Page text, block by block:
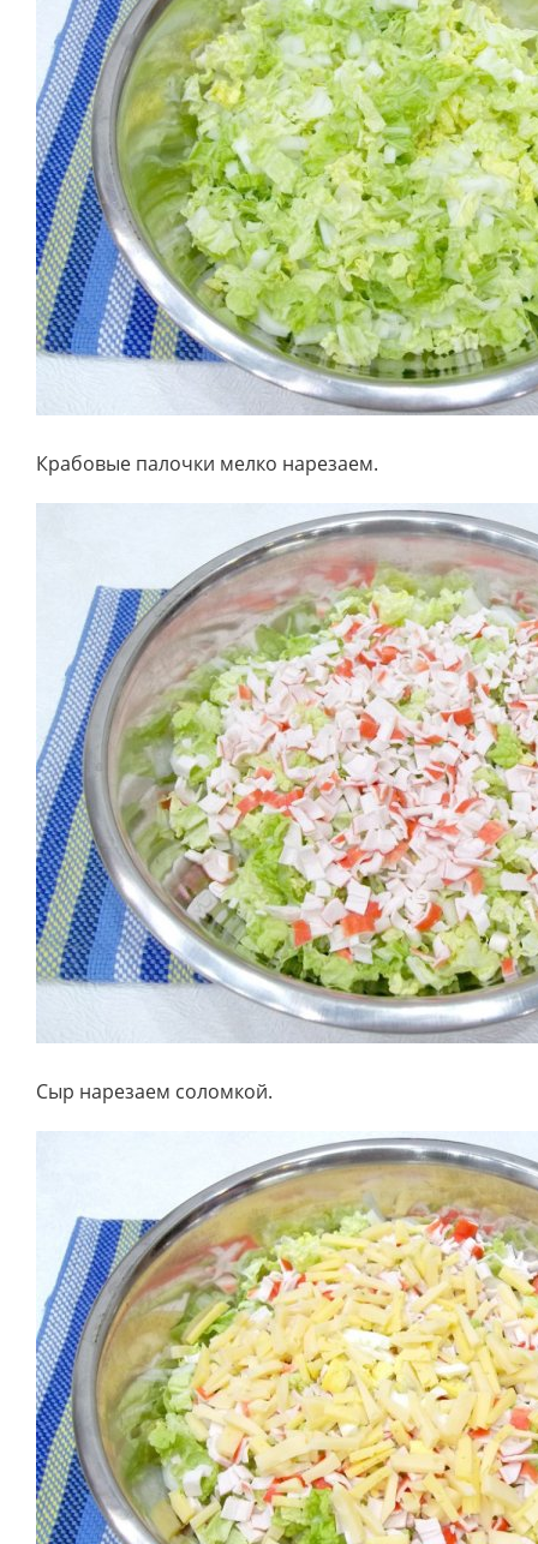
Крабовые палочки мелко нарезаем.
Сыр нарезаем соломкой.